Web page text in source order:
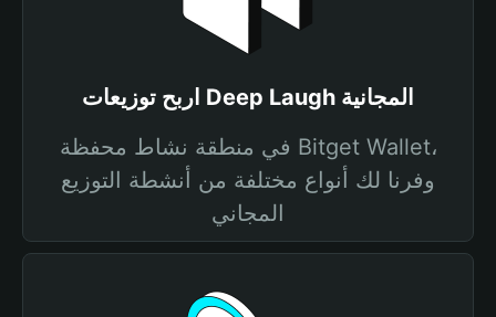
اربح توزيعات Deep Laugh المجانية
في منطقة نشاط محفظة Bitget Wallet،
وفرنا لك أنواع مختلفة من أنشطة التوزيع
المجاني